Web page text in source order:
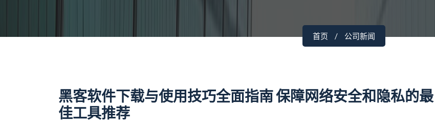
首页 公司新闻
黑客软件下载与使用技巧全面指南 保障网络安全和隐私的最
佳工具推荐